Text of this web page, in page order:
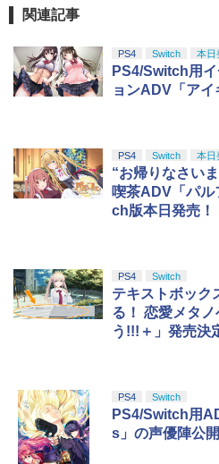
関連記事
PS4 Switch 本日
PS4/Switch用
ョンADV「アイ
PS4 Switch 本日
“お帰りなさい
喫茶ADV「パ
ch版本日発売！
PS4 Switch
テキストボック
る！ 恋愛メタ
う!!!＋」発売決
PS4 Switch
PS4/Switch用
s」の声優陣公開